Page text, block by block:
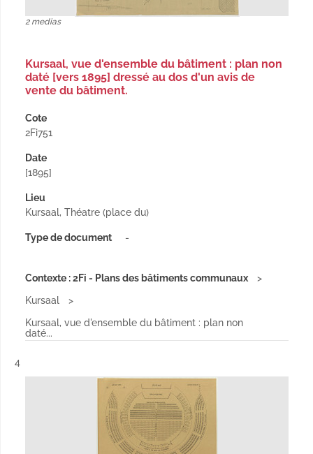
2 medias
Kursaal, vue d'ensemble du bâtiment : plan non
daté [vers 1895] dressé au dos d'un avis de
vente du bâtiment.
Cote
2Fi751
Date
[1895]
Lieu
Kursaal, Théatre (place du)
Type de document -
Contexte : 2Fi - Plans des bâtiments communaux
Kursaal
Kursaal, vue d'ensemble du bâtiment : plan non
daté...
Résultat n°
4